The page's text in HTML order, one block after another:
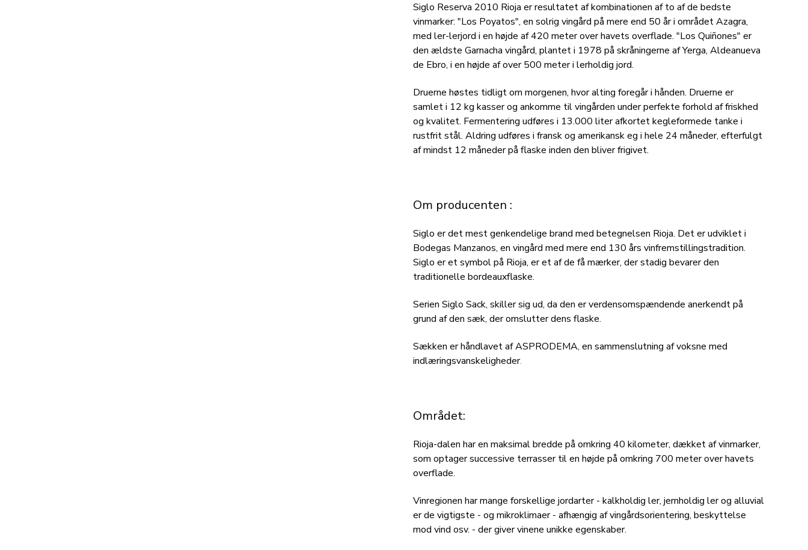
Siglo Reserva 2010 Rioja er resultatet af kombinationen af to af de bedste
vinmarker: "Los Poyatos", en solrig vingård på mere end 50 år i området Azagra,
med ler-lerjord i en højde af 420 meter over havets overflade. "Los Quiñones" er
den ældste Garnacha vingård, plantet i 1978 på skråningerne af Yerga, Aldeanueva
de Ebro, i en højde af over 500 meter i lerholdig jord.
Druerne høstes tidligt om morgenen, hvor alting foregår i hånden. Druerne er
samlet i 12 kg kasser og ankomme til vingården under perfekte forhold af friskhed
og kvalitet. Fermentering udføres i 13.000 liter afkortet kegleformede tanke i
rustfrit stål. Aldring udføres i fransk og amerikansk eg i hele 24 måneder, efterfulgt
af mindst 12 måneder på flaske inden den bliver frigivet.
Om producenten :
Siglo er det mest genkendelige brand med betegnelsen Rioja. Det er udviklet i
Bodegas Manzanos, en vingård med mere end 130 års vinfremstillingstradition.
Siglo er et symbol på Rioja, er et af de få mærker, der stadig bevarer den
traditionelle bordeauxflaske.
Serien Siglo Sack, skiller sig ud, da den er verdensomspændende anerkendt på
grund af den sæk, der omslutter dens flaske.
Sækken er håndlavet af ASPRODEMA, en sammenslutning af voksne med
indlæringsvanskeligheder.
Området:
Rioja-dalen har en maksimal bredde på omkring 40 kilometer, dækket af vinmarker,
som optager successive terrasser til en højde på omkring 700 meter over havets
overflade.
Vinregionen har mange forskellige jordarter - kalkholdig ler, jernholdig ler og alluvial
er de vigtigste - og mikroklimaer - afhængig af vingårdsorientering, beskyttelse
mod vind osv. - der giver vinene unikke egenskaber.